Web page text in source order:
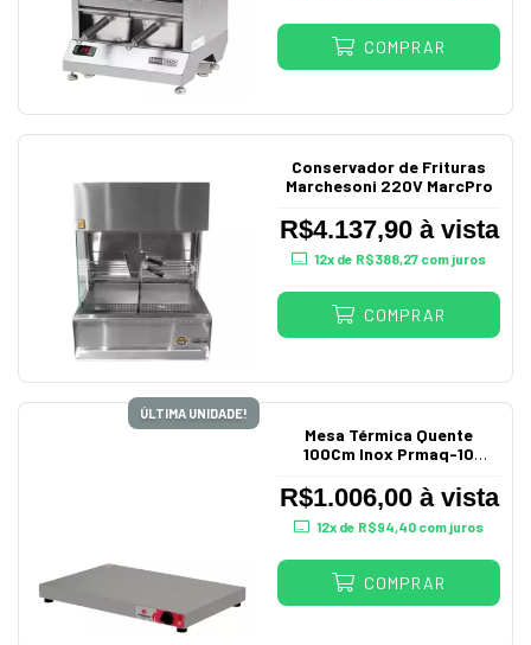
COMPRAR
Conservador de Frituras
Marchesoni 220V MarcPro
R$4.137,90 à vista
12x de R$388,27 com juros
COMPRAR
ÚLTIMA UNIDADE!
Mesa Térmica Quente
100Cm Inox Prmaq-10
R$1.006,00 à vista
12x de R$94,40 com juros
COMPRAR